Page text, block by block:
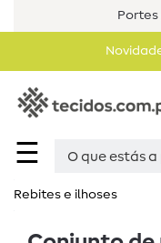
☰
Rebites e ilhoses